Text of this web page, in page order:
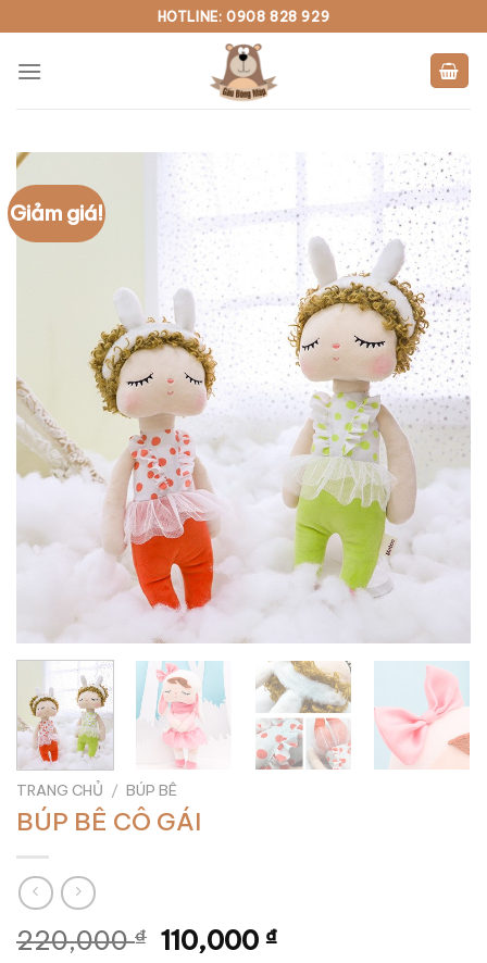
to
content
HOTLINE: 0908 828 929
Giảm giá!
TRANG CHỦ / BÚP BÊ
BÚP BÊ CÔ GÁI
220,000₫ 110,000 ₫